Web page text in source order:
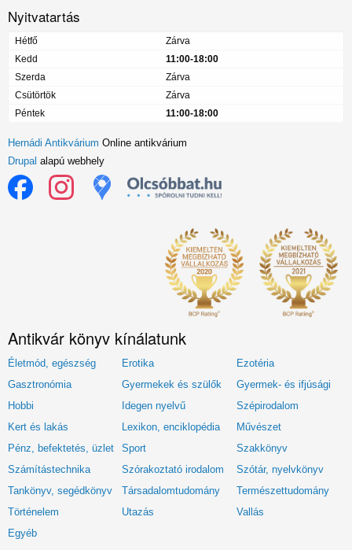
Nyitvatartás
Hétfő
Zárva
Kedd
11:00-18:00
Szerda
Zárva
Csütörtök
Zárva
Péntek
11:00-18:00
Hernádi Antikvárium Online antikvárium
Drupal alapú webhely
Antikvár könyv kínálatunk
Életmód, egészség Erotika
Ezotéria
Gasztronómia
Gyermekek és szülők
Gyermek- és ifjúsági
Hobbi
Idegen nyelvű
Szépirodalom
Kert és lakás
Lexikon, enciklopédia
Művészet
Pénz, befektetés, üzlet
Sport
Szakkönyv
Számítástechnika
Szórakoztató irodalom
Szótár, nyelvkönyv
Tankönyv, segédkönyv
Társadalomtudomány
Természettudomány
Történelem
Utazás
Vallás
Egyéb